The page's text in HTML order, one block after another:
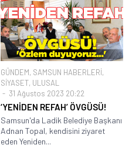
GÜNDEM, SAMSUN HABERLERİ,
SİYASET, ULUSAL
31 Ağustos 2023 20:22
‘YENİDEN REFAH’ ÖVGÜSÜ!
Samsun'da Ladik Belediye Başkanı
Adnan Topal, kendisini ziyaret
eden Yeniden...